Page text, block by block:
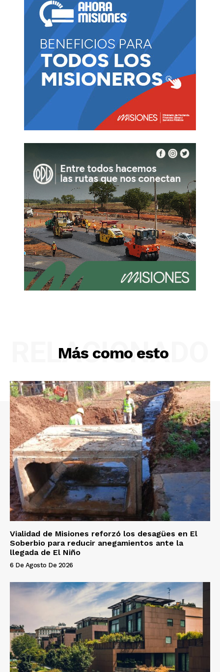
Más como esto
RELACIONADO
Vialidad de Misiones reforzó los desagües en El
Soberbio para reducir anegamientos ante la
llegada de El Niño
6 De Agosto De 2026